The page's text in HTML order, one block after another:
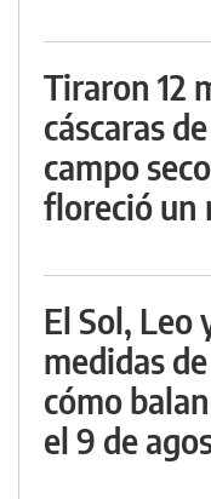
Tiraron 12
cáscaras
campo
floreció un
El Sol, Leo
medidas
cómo
el 9 de